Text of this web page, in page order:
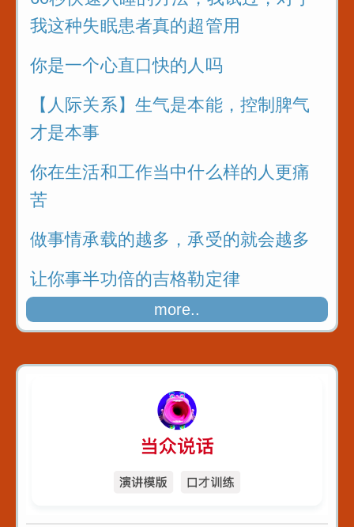
我这种失眠患者真的超管用
你是一个心直口快的人吗
【人际关系】生气是本能，控制脾气
才是本事
你在生活和工作当中什么样的人更痛
苦
做事情承载的越多，承受的就会越多
让你事半功倍的吉格勒定律
more..